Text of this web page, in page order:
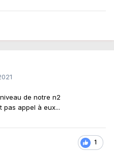
de notre n2
pas appel à eux...
1